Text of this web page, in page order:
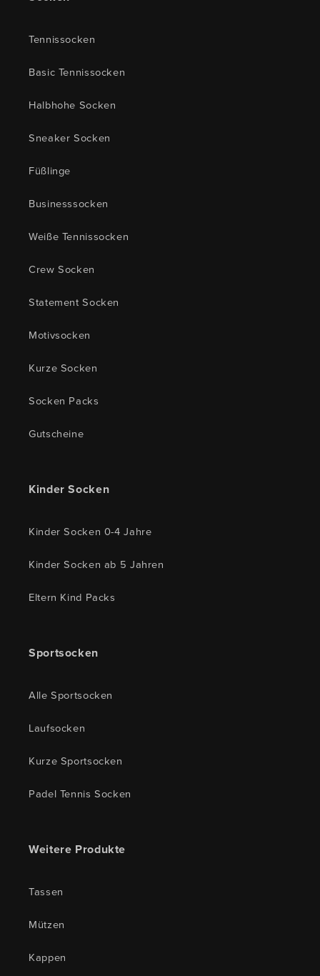
Tennissocken
Basic Tennissocken
Halbhohe Socken
Sneaker Socken
Füßlinge
Businesssocken
Weiße Tennissocken
Crew Socken
Statement Socken
Motivsocken
Kurze Socken
Socken Packs
Gutscheine
Kinder Socken
Kinder Socken 0-4 Jahre
Kinder Socken ab 5 Jahren
Eltern Kind Packs
Sportsocken
Alle Sportsocken
Laufsocken
Kurze Sportsocken
Padel Tennis Socken
Weitere Produkte
Tassen
Mützen
Kappen